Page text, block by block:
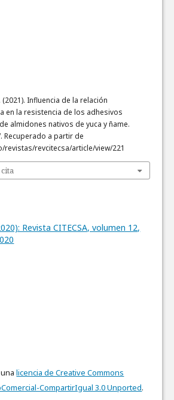
(2021). Influencia de la relación
en la resistencia de los adhesivos
almidones nativos de yuca y ñame.
Recuperado a partir de
revistas/revcitecsa/article/view/221
Revista CITECSA, volumen 12,
unalicencia de Creative Commons
CompartirIgual 3.0 Unported.